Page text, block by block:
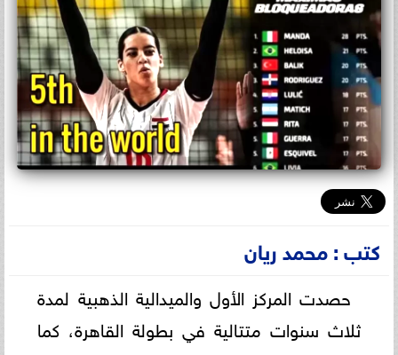
كتب : محمد ريان
حصدت المركز الأول والميدالية الذهبية لمدة
ثلاث سنوات متتالية في بطولة القاهرة، كما